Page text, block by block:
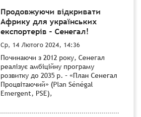
Продовжуючи відкривати
Африку для українських
експортерів – Сенегал!
Ср, 14 Лютого 2024, 14:36
Починаючи з 2012 року, Сенегал
реалізує амбіційну програму
розвитку до 2035 р. – «План Сенегал
Процвітаючий» (Plan Sénégal
Emergent, PSE),